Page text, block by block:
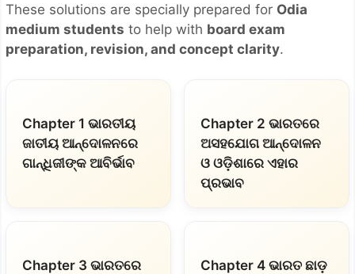
These solutions are specially prepared for Odia
medium students to help with board exam
preparation, revision, and concept clarity.
Chapter 1 ଭାରତୀୟ
ଜାତୀୟ ଆନ୍ଦୋଳନରେ
ଗାନ୍ଧିଜୀଙ୍କ ଆବିର୍ଭାବ
Chapter 2 ଭାରତରେ
ଅସହଯୋଗ ଆନ୍ଦୋଳନ
ଓ ଓଡ଼ିଶାରେ ଏହାର
ପ୍ରଭାବ
Chapter 3 ଭାରତରେ
Chapter 4 ଭାରତ ଛାଡ଼